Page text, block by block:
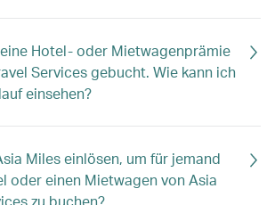
Hotel- oder Mietwagenprämie
Services gebucht. Wie kann ich
einsehen?
Miles einlösen, um für jemand
oder einen Mietwagen von Asia
zu buchen?